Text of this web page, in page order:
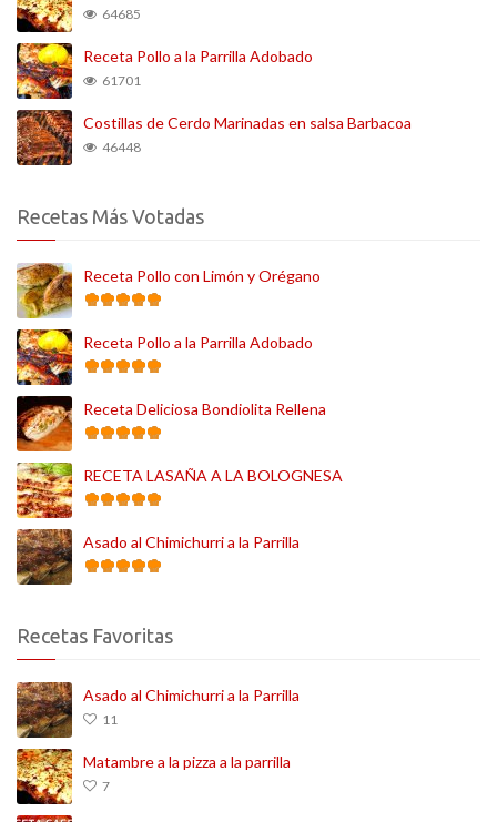
64685
Receta Pollo a la Parrilla Adobado
61701
Costillas de Cerdo Marinadas en salsa Barbacoa
46448
Recetas Más Votadas
Receta Pollo con Limón y Orégano
Receta Pollo a la Parrilla Adobado
Receta Deliciosa Bondiolita Rellena
RECETA LASAÑA A LA BOLOGNESA
Asado al Chimichurri a la Parrilla
Recetas Favoritas
Asado al Chimichurri a la Parrilla
11
Matambre a la pizza a la parrilla
7